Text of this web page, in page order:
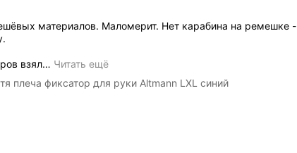
материалов. Маломерит. Нет карабина на ремешке -
взял… Читать ещё
плеча фиксатор для руки Altmann LXL синий